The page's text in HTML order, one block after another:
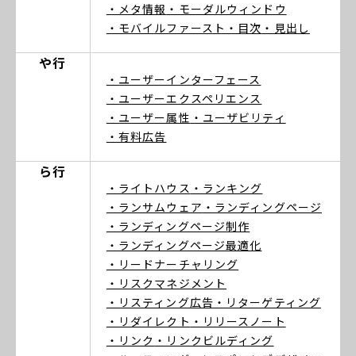
・メタ情報 ・モーダルウィンドウ
・モバイルファースト ・目次 ・見出し
や行
・ユーザーインターフェース
・ユーザーエクスペリエンス
・ユーザー属性 ・ユーザビリティ
・有料広告
ら行
・ライトハウス ・ランキング
・ランサムウェア ・ランディングページ
・ランディングページ制作
・ランディングページ最適化
・リードナーチャリング
・リスクマネジメント
・リスティング広告 ・リターゲティング
・リダイレクト ・リリースノート
・リンク ・リンクビルディング